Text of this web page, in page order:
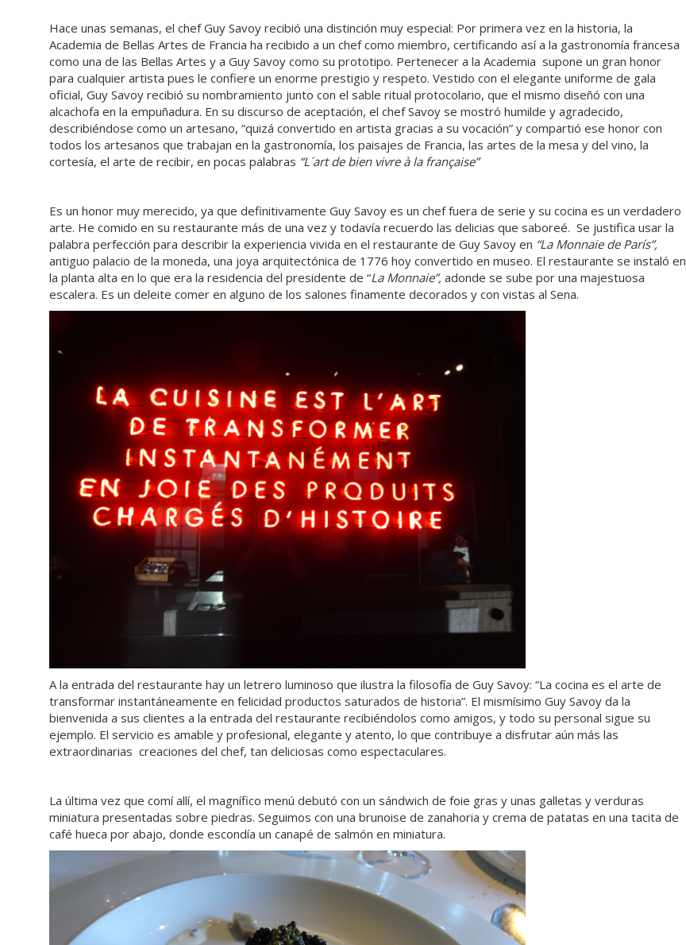
Hace unas semanas, el chef Guy Savoy recibió una distinción muy especial: Por primera vez en la historia, la
Academia de Bellas Artes de Francia ha recibido a un chef como miembro, certificando así a la gastronomía francesa
como una de las Bellas Artes y a Guy Savoy como su prototipo. Pertenecer a la Academia supone un gran honor
para cualquier artista pues le confiere un enorme prestigio y respeto. Vestido con el elegante uniforme de gala
oficial, Guy Savoy recibió su nombramiento junto con el sable ritual protocolario, que el mismo diseñó con una
alcachofa en la empuñadura. En su discurso de aceptación, el chef Savoy se mostró humilde y agradecido,
describiéndose como un artesano, “quizá convertido en artista gracias a su vocación” y compartió ese honor con
todos los artesanos que trabajan en la gastronomía, los paisajes de Francia, las artes de la mesa y del vino, la
cortesía, el arte de recibir, en pocas palabras “L´art de bien vivre à la française”
Es un honor muy merecido, ya que definitivamente Guy Savoy es un chef fuera de serie y su cocina es un verdadero
arte. He comido en su restaurante más de una vez y todavía recuerdo las delicias que saboreé. Se justifica usar la
palabra perfección para describir la experiencia vivida en el restaurante de Guy Savoy en “La Monnaie de París”,
antiguo palacio de la moneda, una joya arquitectónica de 1776 hoy convertido en museo. El restaurante se instaló en
la planta alta en lo que era la residencia del presidente de “La Monnaie”, adonde se sube por una majestuosa
escalera. Es un deleite comer en alguno de los salones finamente decorados y con vistas al Sena.
A la entrada del restaurante hay un letrero luminoso que ilustra la filosofía de Guy Savoy: “La cocina es el arte de
transformar instantáneamente en felicidad productos saturados de historia”. El mismísimo Guy Savoy da la
bienvenida a sus clientes a la entrada del restaurante recibiéndolos como amigos, y todo su personal sigue su
ejemplo. El servicio es amable y profesional, elegante y atento, lo que contribuye a disfrutar aún más las
extraordinarias creaciones del chef, tan deliciosas como espectaculares.
La última vez que comí allí, el magnífico menú debutó con un sándwich de foie gras y unas galletas y verduras
miniatura presentadas sobre piedras. Seguimos con una brunoise de zanahoria y crema de patatas en una tacita de
café hueca por abajo, donde escondía un canapé de salmón en miniatura.